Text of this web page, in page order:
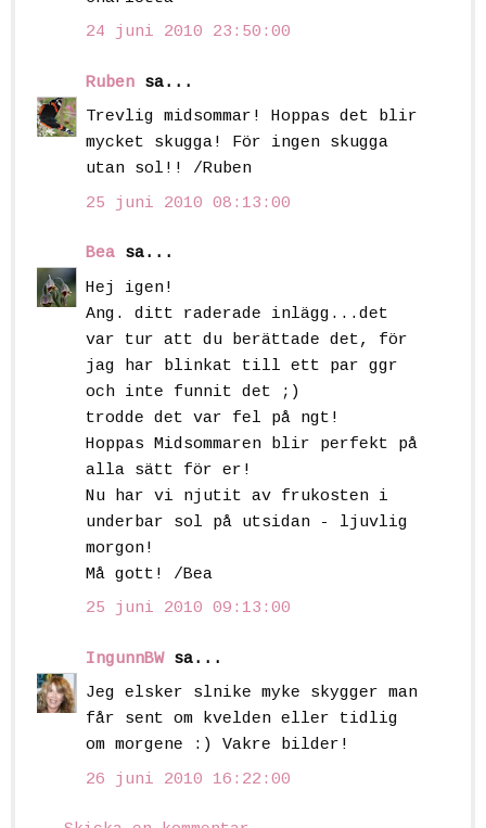
24 juni 2010 23:50:00
Ruben sa...
Trevlig midsommar! Hoppas det blir
mycket skugga! För ingen skugga
utan sol!! /Ruben
25 juni 2010 08:13:00
Bea sa...
Hej igen!
Ang. ditt raderade inlägg...det
var tur att du berättade det, för
jag har blinkat till ett par ggr
och inte funnit det ;)
trodde det var fel på ngt!
Hoppas Midsommaren blir perfekt på
alla sätt för er!
Nu har vi njutit av frukosten i
underbar sol på utsidan - ljuvlig
morgon!
Må gott! /Bea
25 juni 2010 09:13:00
IngunnBWsa...
Jeg elsker slnike myke skygger man
får sent om kvelden eller tidlig
om morgene :) Vakre bilder!
26 juni 2010 16:22:00